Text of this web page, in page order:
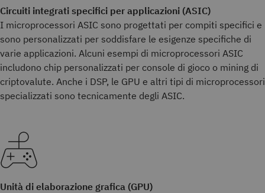
Circuiti integrati specifici per applicazioni (ASIC)
I microprocessori ASIC sono progettati per compiti specifici e
sono personalizzati per soddisfare le esigenze specifiche di
varie applicazioni. Alcuni esempi di microprocessori ASIC
includono chip personalizzati per console di gioco o mining di
criptovalute. Anche i DSP, le GPU e altri tipi di microprocessori
specializzati sono tecnicamente degli ASIC.
Unità di elaborazione grafica (GPU)